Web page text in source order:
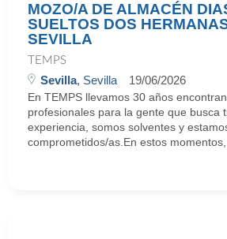
MOZO/A DE ALMACÉN
SUELTOS DOS
SEVILLA
TEMPS
Sevilla, Sevilla 19/06/2026
En TEMPS llevamos 30 años
profesionales para la gente que busca
experiencia, somos solventes y
comprometidos/as.En estos momentos,